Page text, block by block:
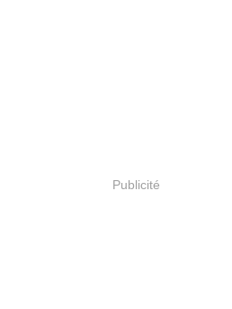
Publicité